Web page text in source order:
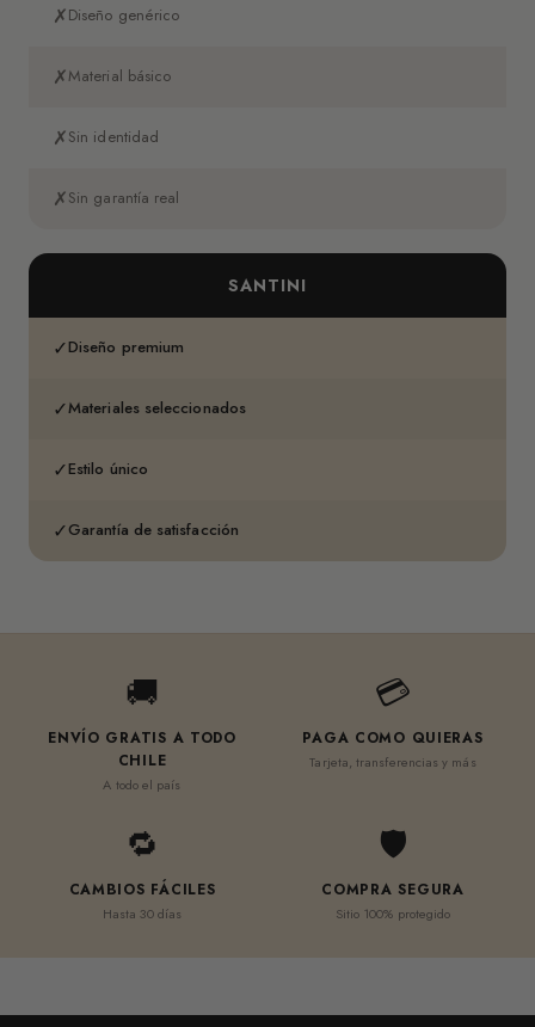
✗Diseño genérico
✗Material básico
✗Sin identidad
✗Sin garantía real
SANTINI
✓Diseño premium
✓Materiales seleccionados
✓Estilo único
✓Garantía de satisfacción
🚚
ENVÍO GRATIS A TODO
CHILE
A todo el país
💳
PAGA COMO QUIERAS
Tarjeta, transferencias y más
🔁
CAMBIOS FÁCILES
Hasta 30 días
🛡
COMPRA SEGURA
Sitio 100% protegido